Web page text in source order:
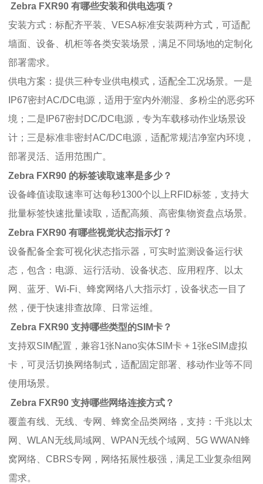
Zebra FXR90 有哪些安装和供电选项？
安装方式：标配齐平装、VESA标准安装两种方式，可适配
墙面、设备、机柜等各类安装场景，满足不同场地的定制化
部署需求。
供电方案：提供三种专业供电模式，适配全工况场景。一是
IP67密封AC/DC电源，适用于室内外潮湿、多粉尘的恶劣环
境；二是IP67密封DC/DC电源，专为车载移动作业场景设
计；三是标准非密封AC/DC电源，适配常规洁净室内环境，
部署灵活、适用范围广。
Zebra FXR90 的标签读取速率是多少？
设备峰值读取速率可达每秒1300个以上RFID标签，支持大
批量标签快速批量读取，适配高频、高密集物资盘点场景。
Zebra FXR90 有哪些视觉状态指示灯？
设备配备全套可视化状态指示器，可实时监测设备运行状
态，包含：电源、运行活动、设备状态、应用程序、以太
网、蓝牙、Wi-Fi、蜂窝网络八大指示灯，设备状态一目了
然，便于快速排查故障、日常运维。
Zebra FXR90 支持哪些类型的SIM卡？
支持双SIM配置，兼容1张Nano实体SIM卡 + 1张eSIM虚拟
卡，可灵活切换网络制式，适配固定部署、移动作业等不同
使用场景。
Zebra FXR90 支持哪些网络连接方式？
覆盖有线、无线、专网、蜂窝全品类网络，支持：千兆以太
网、WLAN无线局域网、WPAN无线个域网、5G WWAN蜂
窝网络、CBRS专网，网络拓展性极强，满足工业复杂组网
需求。